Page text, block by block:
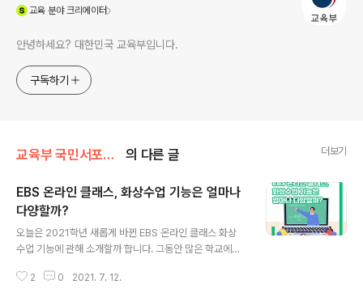
교육분야 크리에이터
안녕하세요? 대한민국 교육부입니다.
구독하기
교육부 국민서포터즈 의 다른 글 더보기
EBS 온라인 클래스, 화상수업 기능은 얼마나
다양할까?
오늘은 2021학년 새롭게 바뀐 EBS 온라인 클래스 화상
수업 기능에 관해 소개할까 합니다. 그동안 많은 학교에서
유료화가 된다는 소식이 있어서 이를 대체할 플랫폼을 찾
2 0 2021. 7. 12.